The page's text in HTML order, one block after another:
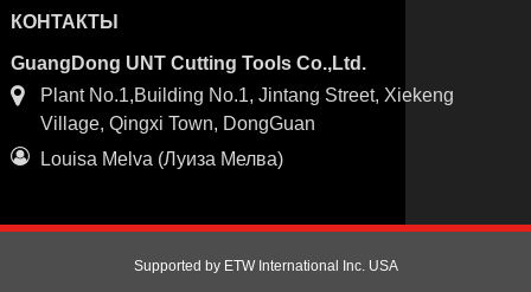
КОНТАКТЫ
GuangDong UNT Cutting Tools Co.,Ltd.
Plant No.1,Building No.1, Jintang Street, Xiekeng
Village, Qingxi Town, DongGuan
Louisa Melva (Луиза Мелва)
Supported by ETW International Inc. USA